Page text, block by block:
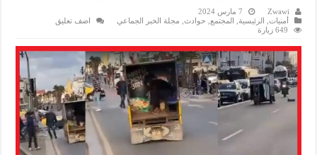
Zwawi
7 مارس 2024
أمنيات الرئيسية المجتمع حوادث مجلة الخبر الجماعي
اضف تعليق
649 زيارة